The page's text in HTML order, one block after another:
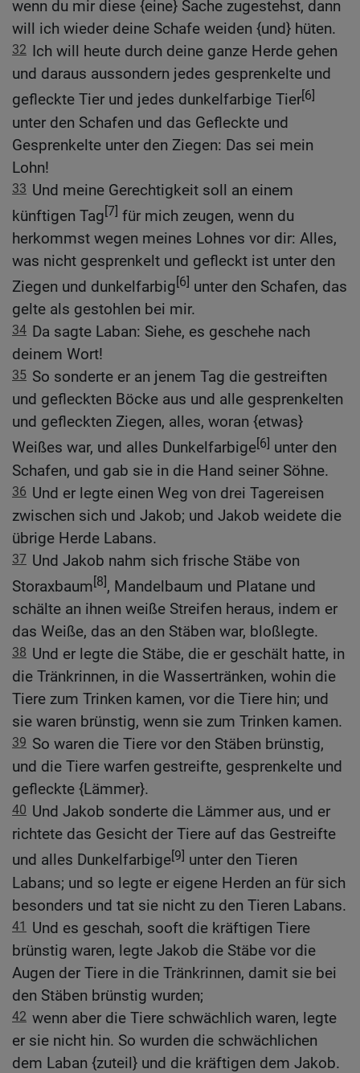
wenn du mir diese {eine} Sache zugestehst, dann
will ich wieder deine Schafe weiden {und} hüten.
32 Ich will heute durch deine ganze Herde gehen
und daraus aussondern jedes gesprenkelte und
gefleckte Tier und jedes dunkelfarbige Tier[6]
unter den Schafen und das Gefleckte und
Gesprenkelte unter den Ziegen: Das sei mein
Lohn!
33 Und meine Gerechtigkeit soll an einem
künftigen Tag[7] für mich zeugen, wenn du
herkommst wegen meines Lohnes vor dir: Alles,
was nicht gesprenkelt und gefleckt ist unter den
Ziegen und dunkelfarbig[6] unter den Schafen, das
gelte als gestohlen bei mir.
34 Da sagte Laban: Siehe, es geschehe nach
deinem Wort!
35 So sonderte er an jenem Tag die gestreiften
und gefleckten Böcke aus und alle gesprenkelten
und gefleckten Ziegen, alles, woran {etwas}
Weißes war, und alles Dunkelfarbige[6] unter den
Schafen, und gab sie in die Hand seiner Söhne.
36 Und er legte einen Weg von drei Tagereisen
zwischen sich und Jakob; und Jakob weidete die
übrige Herde Labans.
37 Und Jakob nahm sich frische Stäbe von
Storaxbaum[8], Mandelbaum und Platane und
schälte an ihnen weiße Streifen heraus, indem er
das Weiße, das an den Stäben war, bloßlegte.
38 Und er legte die Stäbe, die er geschält hatte, in
die Tränkrinnen, in die Wassertränken, wohin die
Tiere zum Trinken kamen, vor die Tiere hin; und
sie waren brünstig, wenn sie zum Trinken kamen.
39 So waren die Tiere vor den Stäben brünstig,
und die Tiere warfen gestreifte, gesprenkelte und
gefleckte {Lämmer}.
40 Und Jakob sonderte die Lämmer aus, und er
richtete das Gesicht der Tiere auf das Gestreifte
und alles Dunkelfarbige[9] unter den Tieren
Labans; und so legte er eigene Herden an für sich
besonders und tat sie nicht zu den Tieren Labans.
41 Und es geschah, sooft die kräftigen Tiere
brünstig waren, legte Jakob die Stäbe vor die
Augen der Tiere in die Tränkrinnen, damit sie bei
den Stäben brünstig wurden;
42 wenn aber die Tiere schwächlich waren, legte
er sie nicht hin. So wurden die schwächlichen
dem Laban {zuteil} und die kräftigen dem Jakob.